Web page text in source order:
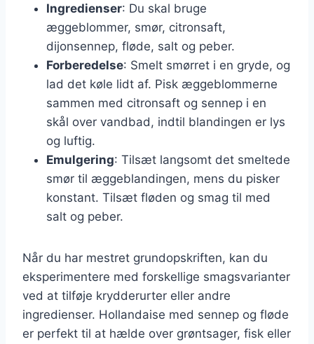
Ingredienser: Du skal bruge
æggeblommer, smør, citronsaft,
dijonsennep, fløde, salt og peber.
Forberedelse: Smelt smørret i en gryde, og
lad det køle lidt af. Pisk æggeblommerne
sammen med citronsaft og sennep i en
skål over vandbad, indtil blandingen er lys
og luftig.
Emulgering: Tilsæt langsomt det smeltede
smør til æggeblandingen, mens du pisker
konstant. Tilsæt fløden og smag til med
salt og peber.
Når du har mestret grundopskriften, kan du
eksperimentere med forskellige smagsvarianter
ved at tilføje krydderurter eller andre
ingredienser. Hollandaise med sennep og fløde
er perfekt til at hælde over grøntsager, fisk eller